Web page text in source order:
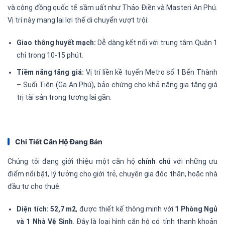
và cộng đồng quốc tế sầm uất như Thảo Điền và Masteri An Phú.
Vị trí này mang lại lợi thế di chuyển vượt trội:
Giao thông huyết mạch: Dễ dàng kết nối với trung tâm Quận 1
chỉ trong 10-15 phút.
Tiềm năng tăng giá: Vị trí liền kề tuyến Metro số 1 Bến Thành
– Suối Tiên (Ga An Phú), bảo chứng cho khả năng gia tăng giá
trị tài sản trong tương lai gần.
Chi Tiết Căn Hộ Đang Bán
Chúng tôi đang giới thiệu một căn hộ chính chủ với những ưu
điểm nổi bật, lý tưởng cho giới trẻ, chuyên gia độc thân, hoặc nhà
đầu tư cho thuê:
Diện tích: 52,7 m2, được thiết kế thông minh với 1 Phòng Ngủ
và 1 Nhà Vệ Sinh . Đây là loại hình căn hộ có tính thanh khoản